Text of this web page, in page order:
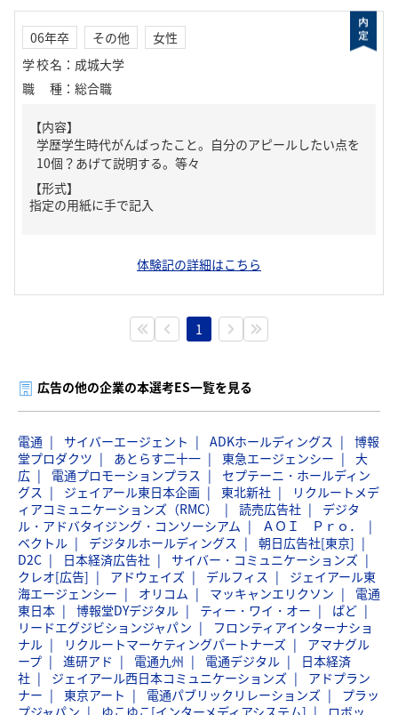
06年卒 その他
女性
学校名 ： 成城大学
職種 ： 総合職
【内容】
学歴学生時代がんばったこと。自分のアピールしたい点を
10個？あげて説明する。等々
【形式】
指定の用紙に手で記入
体験記の詳細はこちら
1
広告の他の企業の本選考ES一覧を見る
電通 サイバーエージェント ADKホールディングス
博報
堂プロダクツ
あとらす二十一 東急エージェンシー
大
広
電通プロモーションプラス
セプテーニ・ホールディン
グス
ジェイアール東日本企画 東北新社
リクルートメデ
ィアコミュニケーションズ（RMC）
読売広告社
デジタ
ル・アドバタイジング・コンソーシアム
ＡＯＩ Ｐｒｏ．
ベクトル
デジタルホールディングス
朝日広告社[東京]
D2C
日本経済広告社
サイバー・コミュニケーションズ
クレオ[広告]
アドウェイズ デルフィス
ジェイアール東
海エージェンシー
オリコム マッキャンエリクソン
電通
東日本
博報堂DYデジタル ティー・ワイ・オー
ぱど
リードエグジビションジャパン
フロンティアインターナショ
ナル
リクルートマーケティングパートナーズ
アマナグル
ープ
進研アド 電通九州 電通デジタル
日本経済
社
ジェイアール西日本コミュニケーションズ
アドプラン
ナー
東京アート 電通パブリックリレーションズ
プラッ
プジャパン
ゆこゆこ[インターメディアシステム] ロボッ